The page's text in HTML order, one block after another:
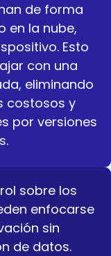
de forma
en la nube,
Esto
con una
eliminando
costosos y
por versiones
sobre los
enfocarse
sin
de datos.